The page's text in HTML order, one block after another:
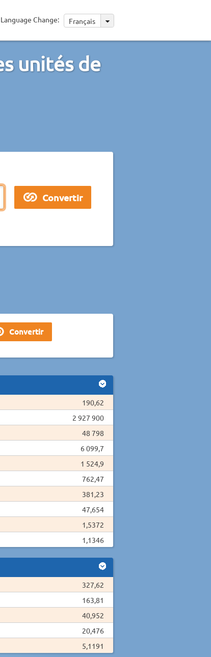
Language Change: Français
unités de
190,62
2 927 900
48 798
6 099,7
1 524,9
762,47
381,23
47,654
1,5372
1,1346
327,62
163,81
40,952
20,476
5,1191